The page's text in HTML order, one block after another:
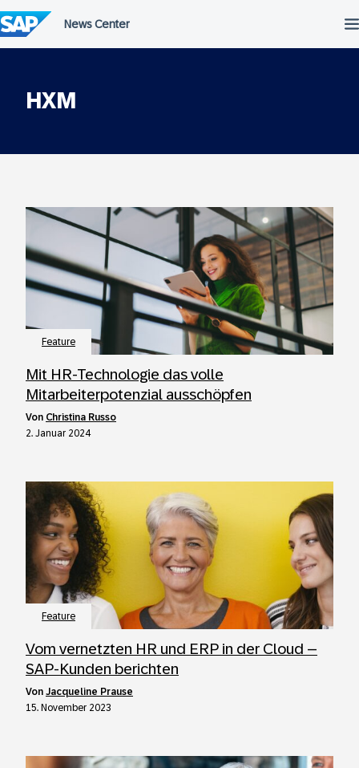
HXM
Feature
Mit HR-Technologie das volle
Mitarbeiterpotenzial ausschöpfen
von Christina Russo
2. Januar 2024
Feature
Vom vernetzten HR und ERP in der Cloud –
SAP-Kunden berichten
von Jacqueline Prause
15. November 2023